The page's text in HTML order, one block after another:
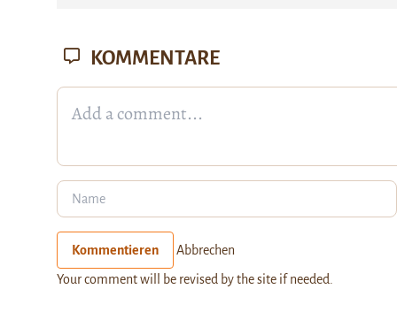
KOMMENTARE
Kommentieren Abbrechen
Your comment will be revised by the site if needed.